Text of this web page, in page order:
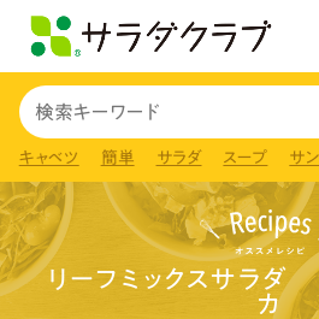
リーフミックスサラダ
カ
キャベツ 簡単 サラダ スープ サ